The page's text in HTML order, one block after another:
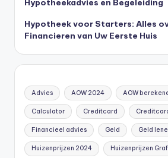
Hypotheekadvies en Begeleiding
Hypotheek voor Starters: Alles
Financieren van Uw Eerste Huis
Advies AOW 2024 AOW
Calculator Creditcard
Financieel advies Geld Geld
Huizenprijzen 2024 Huizenprijzen